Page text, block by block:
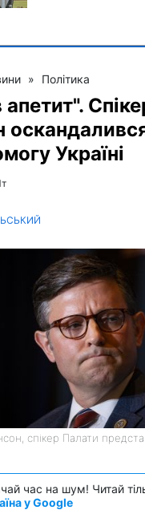
» Політика
Україні
спікер Палати
час на шум! Читай
у Google